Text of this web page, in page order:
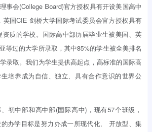
事会(College Board)官方授权具有开设美国高中
英国CIE 剑桥大学国际考试委员会官方授权具有
资质的学校。国际高中部历届毕业生被美国、英
等过的大学所录取，其中85%的学生被全美排名
录取。我们为学生提供高起点，高标准的国际高
培养成为自信、独立、具有合作意识的世界公
初中部和高中部(国际高中)，现有57个班级，
办学目标是努力办成一所现代化、 开放型、集